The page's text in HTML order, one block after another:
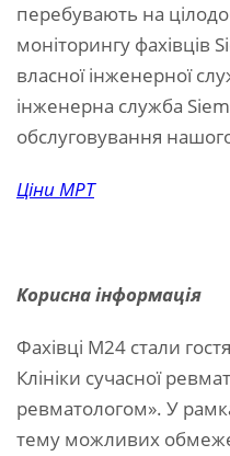
перебувають на
моніторингу фахівців
власної інженерної
інженерна служба
обслуговування
Ціни МРТ
Корисна інформація
Фахівці М24 стали
Клініки сучасної
ревматологом». У
тему можливих